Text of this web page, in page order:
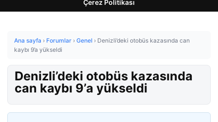
Çerez Politikası
Ana sayfa › Forumlar › Genel › Denizli’deki otobüs kazasında can
kaybı 9’a yükseldi
Denizli’deki otobüs kazasında
can kaybı 9’a yükseldi